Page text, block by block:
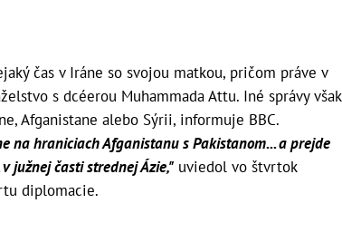
čas v Iráne so svojou matkou, pričom práve v
s dcéerou Muhammada Attu. Iné správy však
Afganistane alebo Sýrii, informuje BBC.
na hraniciach Afganistanu s Pakistanom... a prejde
južnej časti strednej Ázie," uviedol vo štvrtok
diplomacie.